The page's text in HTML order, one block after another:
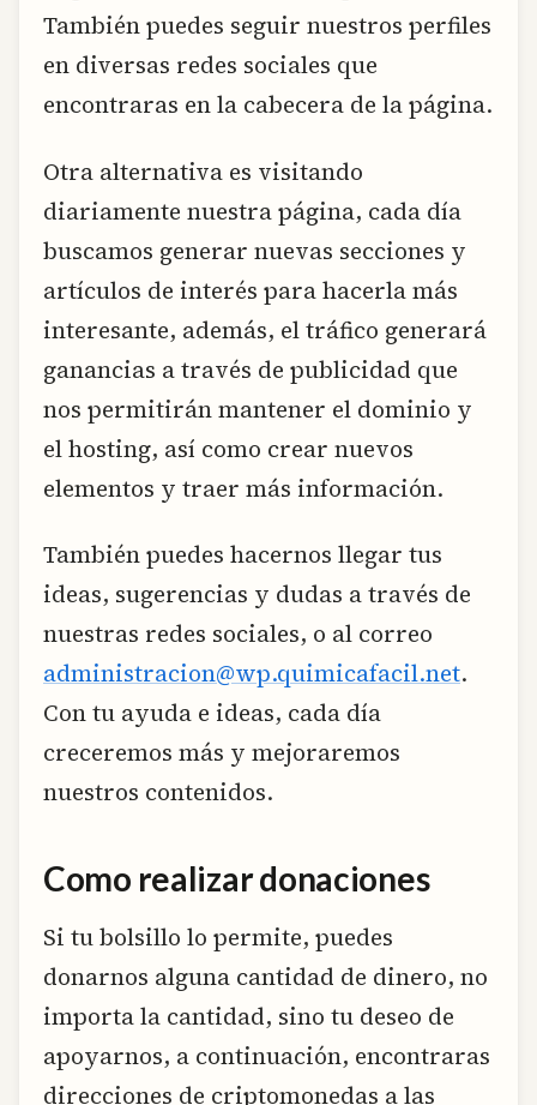
También puedes seguir nuestros perfiles
en diversas redes sociales que
encontraras en la cabecera de la página.
Otra alternativa es visitando
diariamente nuestra página, cada día
buscamos generar nuevas secciones y
artículos de interés para hacerla más
interesante, además, el tráfico generará
ganancias a través de publicidad que
nos permitirán mantener el dominio y
el hosting, así como crear nuevos
elementos y traer más información.
También puedes hacernos llegar tus
ideas, sugerencias y dudas a través de
nuestras redes sociales, o al correo
administracion@wp.quimicafacil.net.
Con tu ayuda e ideas, cada día
creceremos más y mejoraremos
nuestros contenidos.
Como realizar donaciones
Si tu bolsillo lo permite, puedes
donarnos alguna cantidad de dinero, no
importa la cantidad, sino tu deseo de
apoyarnos, a continuación, encontraras
direcciones de criptomonedas a las